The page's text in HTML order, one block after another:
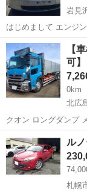
岩見
はじめまして エンジンかかります。 書類あります。 サビないです。
北海道 岩見沢市
【
可】
0km
北広
クオン ロングダンプ メーカー➡️UD 年式➡️平成26年11月 タイプ➡️ロン
グダンプ 車検➡️令和8年11月
売とな
北海道 北広島市
ル
札幌